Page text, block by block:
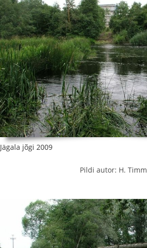
Jägala jõgi 2009
Pildi autor: H. Timm